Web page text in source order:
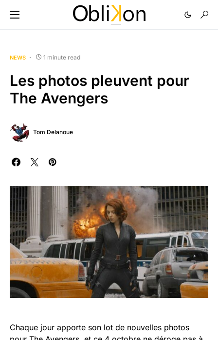
NEWS 1 minute read
Les photos pleuvent pour
The Avengers
Tom Delanoue
Chaque jour apporte son lot de nouvelles photos